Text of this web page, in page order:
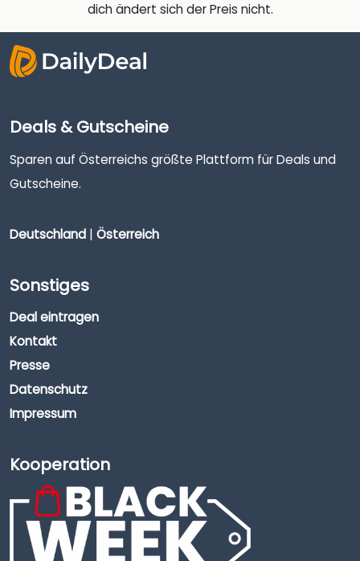
dich ändert sich der Preis nicht.
Deals & Gutscheine
Sparen auf Österreichs größte Plattform für Deals und
Gutscheine.
Deutschland | Österreich
Sonstiges
Deal eintragen
Kontakt
Presse
Datenschutz
Impressum
Kooperation